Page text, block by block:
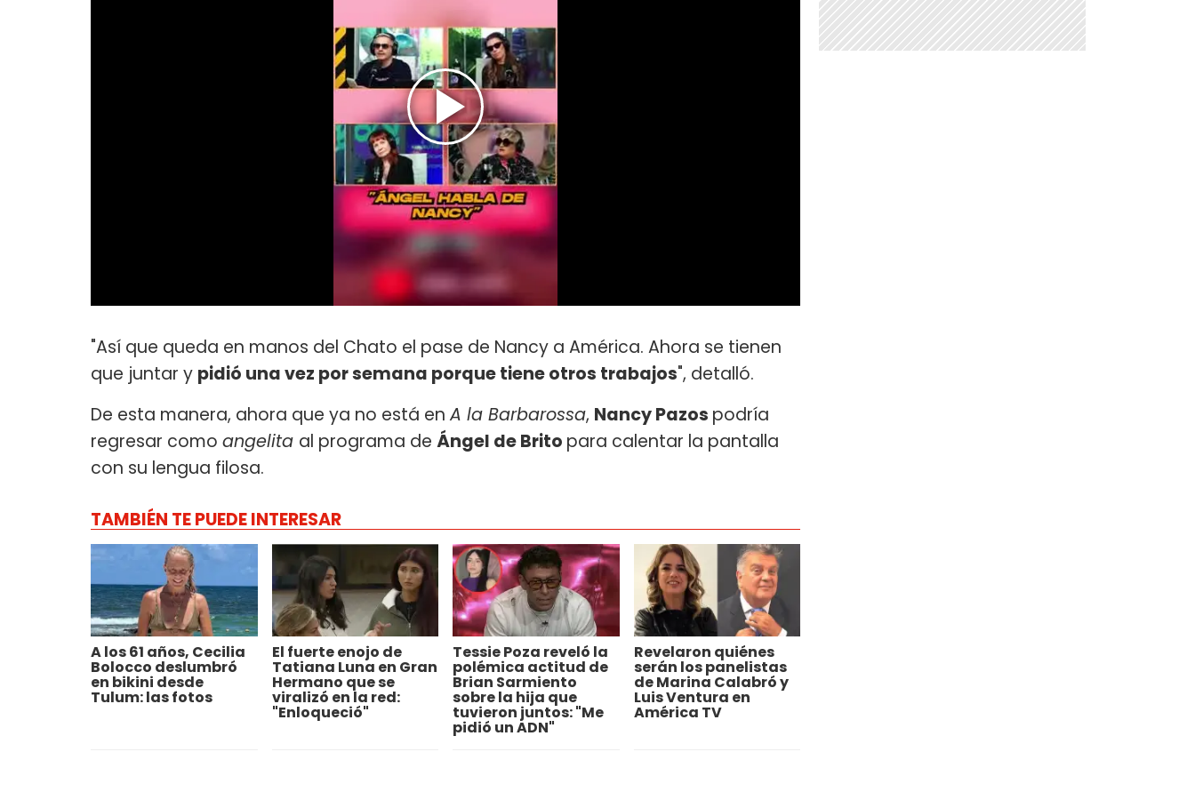
"Así que queda en manos del Chato el pase de Nancy a América. Ahora se tienen
que juntar y pidió una vez por semana porque tiene otros trabajos", detalló.
De esta manera, ahora que ya no está enA la Barbarossa, Nancy Pazos podría
regresar como angelita al programa de Ángel de Brito para calentar la pantalla
con su lengua filosa.
TAMBIÉN TE PUEDE INTERESAR
A los 61 años, Cecilia
Bolocco deslumbró
en bikini desde
Tulum: las fotos
El fuerte enojo de
Tatiana Luna en Gran
Hermano que se
viralizó en la red:
"Enloqueció"
Tessie Poza reveló la
polémica actitud de
Brian Sarmiento
sobre la hija que
tuvieron juntos: "Me
pidió un ADN"
Revelaron quiénes
serán los panelistas
de Marina Calabró y
Luis Ventura en
América TV